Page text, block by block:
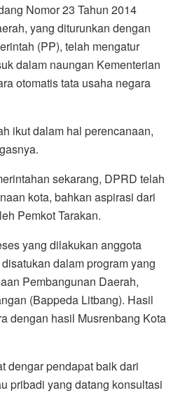
Nomor 23 Tahun 2014
yang diturunkan dengan
(PP), telah mengatur
dalam naungan Kementerian
otomatis tata usaha negara
ikut dalam hal perencanaan,
sekarang, DPRD telah
kota, bahkan aspirasi dari
Pemkot Tarakan.
yang dilakukan anggota
dalam program yang
Pembangunan Daerah,
(Bappeda Litbang). Hasil
dengan hasil Musrenbang Kota
dengar pendapat baik dari
pribadi yang datang konsultasi